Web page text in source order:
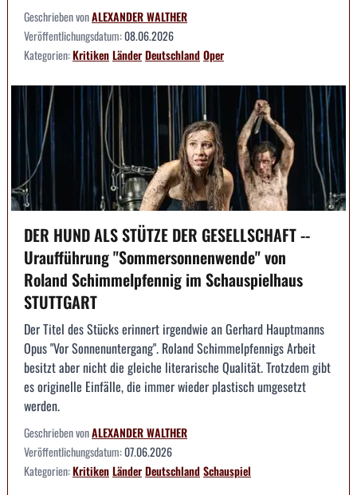
Geschrieben vonALEXANDER WALTHER
Veröffentlichungsdatum:08.06.2026
Kategorien:KritikenLänderDeutschlandOper
DER HUND ALS STÜTZE DER GESELLSCHAFT --
Uraufführung "Sommersonnenwende" von
Roland Schimmelpfennig im Schauspielhaus
STUTTGART
Der Titel des Stücks erinnert irgendwie an Gerhard Hauptmanns
Opus "Vor Sonnenuntergang". Roland Schimmelpfennigs Arbeit
besitzt aber nicht die gleiche literarische Qualität. Trotzdem gibt
es originelle Einfälle, die immer wieder plastisch umgesetzt
werden.
Geschrieben vonALEXANDER WALTHER
Veröffentlichungsdatum:07.06.2026
Kategorien:KritikenLänderDeutschlandSchauspiel